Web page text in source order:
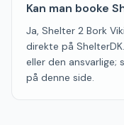
Kan man booke
Ja, Shelter 2 Bork
direkte på
eller den
på denne side.